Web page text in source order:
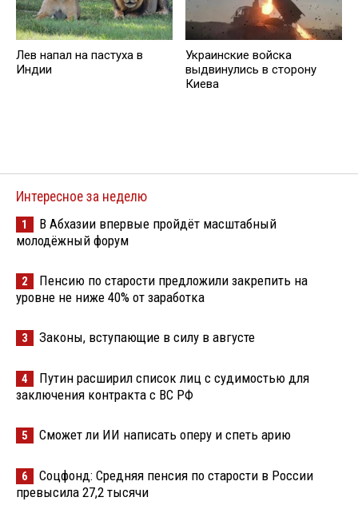
Лев напал на пастуха в
Индии
Украинские войска
выдвинулись в сторону
Киева
Интересное за неделю
1
В Абхазии впервые пройдёт масштабный
молодёжный форум
2
Пенсию по старости предложили закрепить на
уровне не ниже 40% от заработка
3 Законы, вступающие в силу в августе
4
Путин расширил список лиц с судимостью для
заключения контракта с ВС РФ
5 Сможет ли ИИ написать оперу и спеть арию
6
Соцфонд: Средняя пенсия по старости в России
превысила 27,2 тысячи